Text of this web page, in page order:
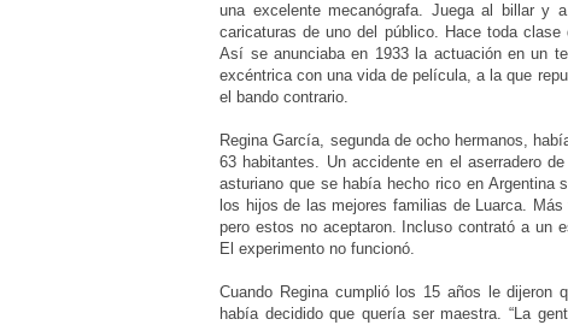
una excelente mecanógrafa. Juega al billar y
caricaturas de uno del público. Hace toda
Así se anunciaba en 1933 la actuación en un
excéntrica con una vida de película, a la que
el bando contrario.
Regina García, segunda de ocho hermanos,
63 habitantes. Un accidente en el aserradero
asturiano que se había hecho rico en Argentina
los hijos de las mejores familias de Luarca.
pero estos no aceptaron. Incluso contrató a un
El experimento no funcionó.
Cuando Regina cumplió los 15 años le
había decidido que quería ser maestra. “La